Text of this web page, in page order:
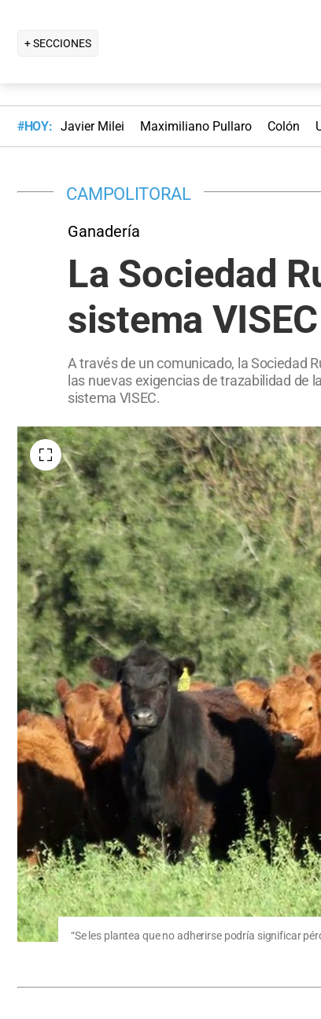
+ SECCIONES
#HOY: Javier Milei Maximiliano Pullaro Colón
CAMPOLITORAL
Ganadería
La Sociedad
sistema
A través de un comunicado, la Sociedad
las nuevas exigencias de trazabilidad de
sistema VISEC.
“Se les plantea que no adherirse podría significar